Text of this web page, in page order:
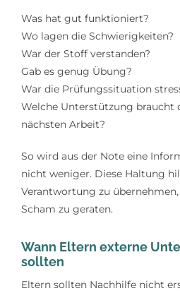
Was hat gut funktioniert?
Wo lagen die Schwierigkeiten?
War der Stoff verstanden?
Gab es genug Übung?
War die Prüfungssituation
Welche Unterstützung braucht
nächsten Arbeit?
So wird aus der Note eine
nicht weniger. Diese Haltung
Verantwortung zu
Scham zu geraten.
Wann Eltern externe
sollten
Eltern sollten Nachhilfe nicht